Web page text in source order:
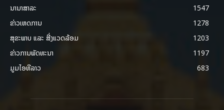
ນານາສາລະ
1547
ຂ່າວເຫດການ
1278
ສຸຂະພາບ ແລະ ສີ່ງແວດລ້ອມ
1203
ຂ່າວການພັດທະນາ
1197
ມູມໄອທີລາວ
683